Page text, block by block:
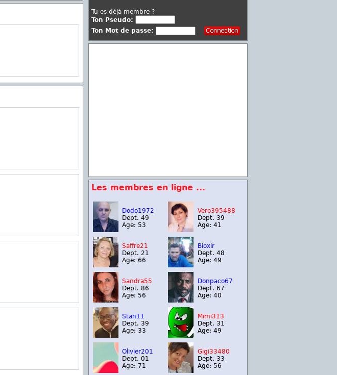
Tu es déjà membre ?
Ton Pseudo:
Ton Mot de passe:
Les membres en ligne ...
Dodo1972
Dept. 49
Age: 53
Vero395488
Dept. 39
Age: 41
Saffre21
Dept. 21
Age: 66
Bioxir
Dept. 48
Age: 49
Sandra55
Dept. 86
Age: 56
Donpaco67
Dept. 67
Age: 40
Stan11
Dept. 39
Age: 33
Mimi313
Dept. 31
Age: 49
Olivier201
Dept. 01
Age: 71
Gigi33480
Dept. 33
Age: 56